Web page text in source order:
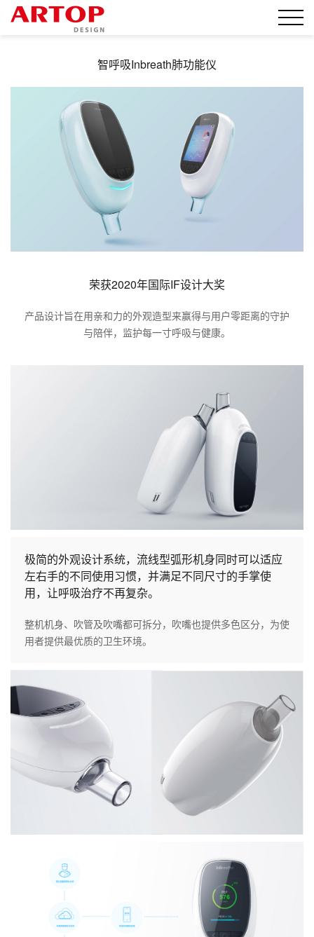
智呼吸Inbreath肺功能仪
荣获2020年国际IF设计大奖
产品设计旨在用亲和力的外观造型来赢得与用户零距离的守护
与陪伴，监护每一寸呼吸与健康。
极简的外观设计系统，流线型弧形机身同时可以适应
左右手的不同使用习惯，并满足不同尺寸的手掌使
用，让呼吸治疗不再复杂。
整机机身、吹管及吹嘴都可拆分，吹嘴也提供多色区分，为使
用者提供最优质的卫生环境。